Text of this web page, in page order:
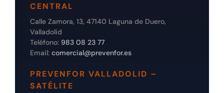
CENTRAL
Calle Zamora, 13, 47140 Laguna de Duero,
Valladolid
Teléfono: 983 08 23 77
Email: comercial@prevenfor.es
PREVENFOR VALLADOLID –
SATÉLITE